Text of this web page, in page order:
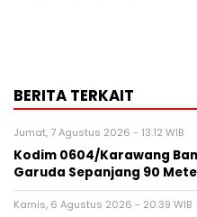
BERITA TERKAIT
Jumat, 7 Agustus 2026 - 13:12 WIB
Kodim 0604/Karawang
Garuda Sepanjang 90
Kamis, 6 Agustus 2026 - 20:39 WIB